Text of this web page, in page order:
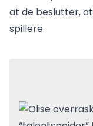
at de beslutter,
spillere.